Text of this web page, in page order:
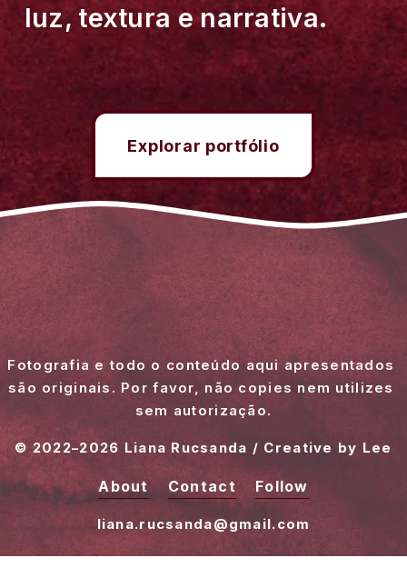
luz, textura e narrativa.
Explorar portfólio
Fotografia e todo o conteúdo aqui apresentados
são originais. Por favor, não copies nem utilizes
sem autorização.
© 2022–2026 Liana Rucsanda / Creative by Lee
About Contact Follow
liana.rucsanda@gmail.com